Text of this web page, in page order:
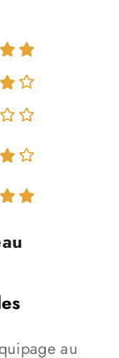
de votre visa.
au